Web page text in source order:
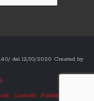
del 12/10/2020 Created by
.
Contatti Pubblicità